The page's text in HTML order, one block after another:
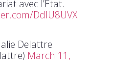
avec l’Etat.
DdIU8UVX
Delattre
March 11,